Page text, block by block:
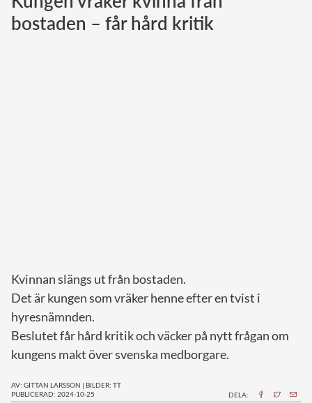
Norska kungahuset
bostaden – får hård kritik
Kvinnan slängs ut från bostaden.
Det är kungen som vräker henne efter en tvist i
hyresnämnden.
Beslutet får hård kritik och väcker på nytt frågan om
kungens makt över svenska medborgare.
AV: GITTAN LARSSON | BILDER: TT
PUBLICERAD: 2024-10-25
DELA: